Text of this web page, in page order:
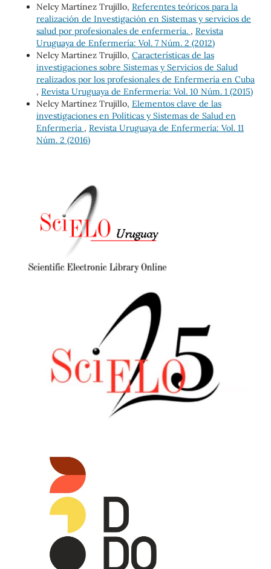
Nelcy Martínez Trujillo, Referentes teóricos para la
realización de Investigación en Sistemas y servicios de
salud por profesionales de enfermería. , Revista
Uruguaya de Enfermería: Vol. 7 Núm. 2 (2012)
Nelcy Martinez Trujillo, Características de las
investigaciones sobre Sistemas y Servicios de Salud
realizados por los profesionales de Enfermería en Cuba
, Revista Uruguaya de Enfermería: Vol. 10 Núm. 1 (2015)
Nelcy Martínez Trujillo, Elementos clave de las
investigaciones en Políticas y Sistemas de Salud en
Enfermería , Revista Uruguaya de Enfermería: Vol. 11
Núm. 2 (2016)